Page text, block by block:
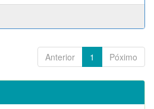
Anterior 1 Póximo